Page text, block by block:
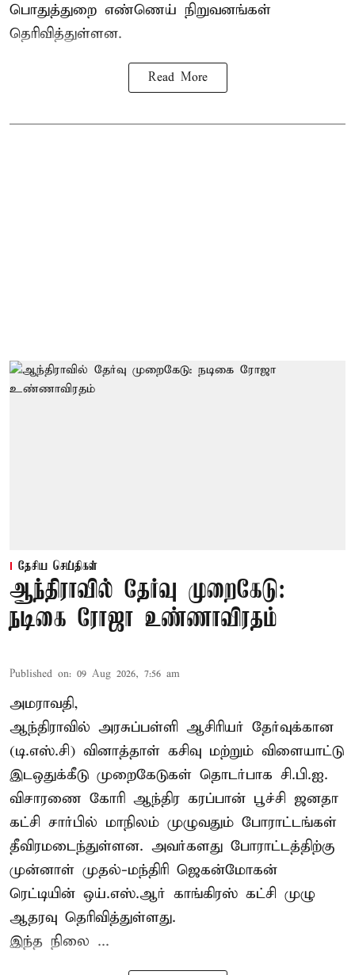
பொதுத்துறை எண்ணெய் நிறுவனங்கள்
தெரிவித்துள்ளன.
Read More
தேசிய செய்திகள்
ஆந்திராவில் தேர்வு முறைகேடு:
நடிகை ரோஜா உண்ணாவிரதம்
Published on: 09 Aug 2026, 7:56 am
அமராவதி,
ஆந்திராவில் அரசுப்பள்ளி ஆசிரியர் தேர்வுக்கான
(டி.எஸ்.சி) வினாத்தாள் கசிவு மற்றும் விளையாட்டு
இடஒதுக்கீடு முறைகேடுகள் தொடர்பாக சி.பி.ஐ.
விசாரணை கோரி ஆந்திர கரப்பான் பூச்சி ஜனதா
கட்சி சார்பில் மாநிலம் முழுவதும் போராட்டங்கள்
தீவிரமடைந்துள்ளன. அவர்களது போராட்டத்திற்கு
முன்னாள் முதல்-மந்திரி ஜெகன்மோகன்
ரெட்டியின் ஒய்.எஸ்.ஆர் காங்கிரஸ் கட்சி முழு
ஆதரவு தெரிவித்துள்ளது.
இந்த நிலை ...